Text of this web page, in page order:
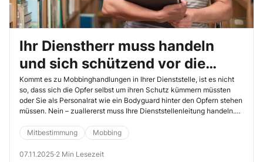
Ihr Dienstherr muss handeln
und sich schützend vor die
Opfer stellen
Kommt es zu Mobbinghandlungen in Ihrer Dienststelle, ist es nicht
so, dass sich die Opfer selbst um ihren Schutz kümmern müssten
oder Sie als Personalrat wie ein Bodyguard hinter den Opfern stehen
müssen. Nein – zuallererst muss Ihre Dienststellenleitung handeln.
Mitbestimmung
Mobbing
07.11.2025·2 Min Lesezeit